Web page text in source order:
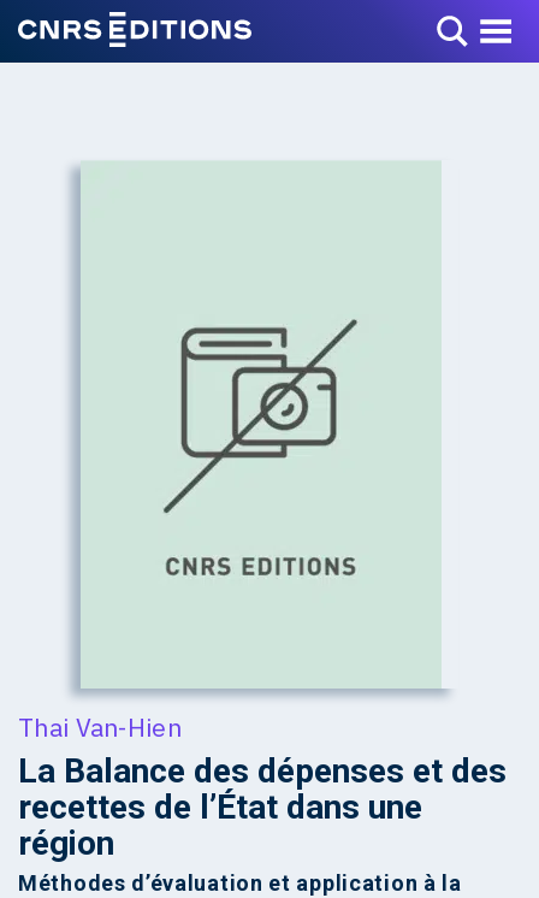
Toggle Menu
Thai Van-Hien
La Balance des dépenses et des
recettes de l’État dans une
région
Méthodes d’évaluation et application à la